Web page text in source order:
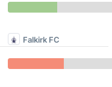
Falkirk FC